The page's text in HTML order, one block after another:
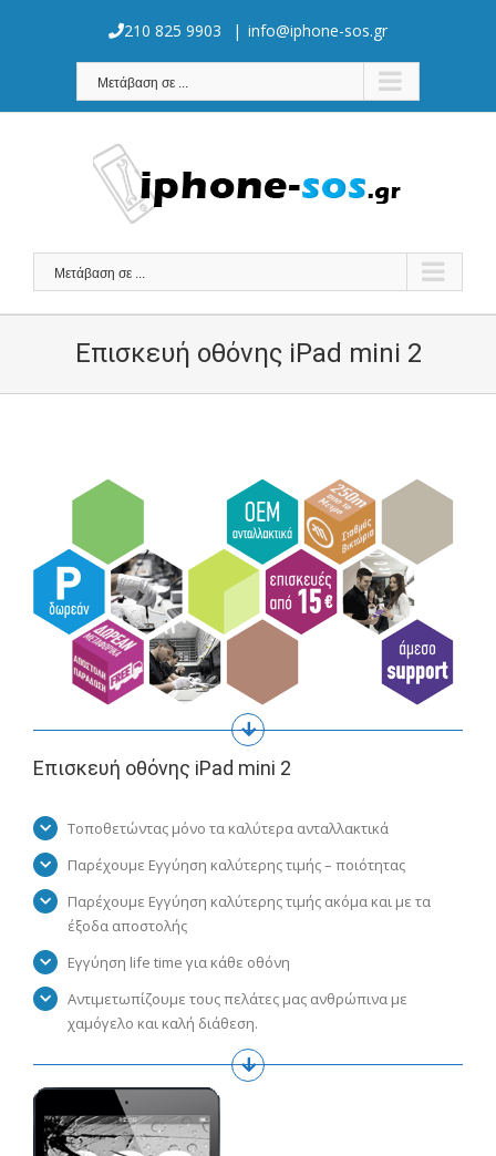
210 825 9903 | info@iphone-sos.gr
Μετάβαση σε ...
Μετάβαση σε ...
Επισκευή οθόνης iPad mini 2
Επισκευή οθόνης iPad mini 2
Τοποθετώντας μόνο τα καλύτερα ανταλλακτικά
Παρέχουμε Εγγύηση καλύτερης τιμής – ποιότητας
Παρέχουμε Εγγύηση καλύτερης τιμής ακόμα και με τα
έξοδα αποστολής
Εγγύηση life time για κάθε οθόνη
Αντιμετωπίζουμε τους πελάτες μας ανθρώπινα με
χαμόγελο και καλή διάθεση.